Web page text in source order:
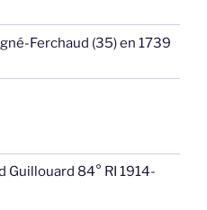
Ferchaud (35) en 1739
Guillouard 84° RI 1914-